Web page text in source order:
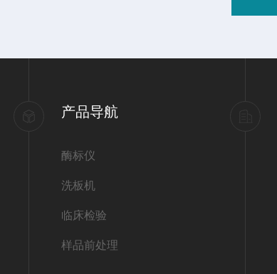
产品导航
酶标仪
洗板机
临床检验
样品前处理